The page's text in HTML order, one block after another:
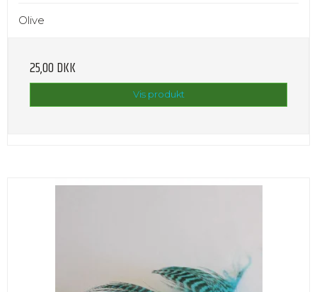
Olive
25,00 DKK
Vis produkt